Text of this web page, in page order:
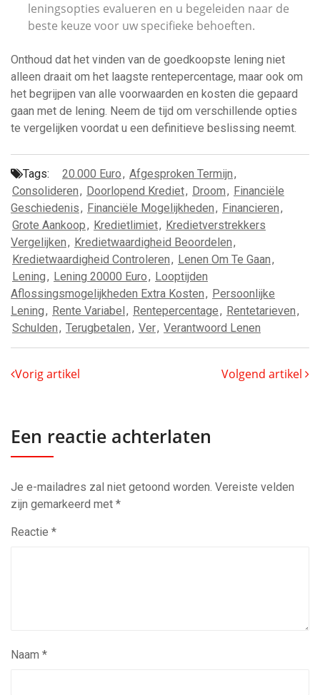
leningsopties evalueren en u begeleiden naar de
beste keuze voor uw specifieke behoeften.
Onthoud dat het vinden van de goedkoopste lening niet
alleen draait om het laagste rentepercentage, maar ook om
het begrijpen van alle voorwaarden en kosten die gepaard
gaan met de lening. Neem de tijd om verschillende opties
te vergelijken voordat u een definitieve beslissing neemt.
Tags: 20.000 Euro, Afgesproken Termijn,
Consolideren, Doorlopend Krediet, Droom, Financiële
Geschiedenis, Financiële Mogelijkheden, Financieren,
Grote Aankoop, Kredietlimiet, Kredietverstrekkers
Vergelijken, Kredietwaardigheid Beoordelen,
Kredietwaardigheid Controleren, Lenen Om Te Gaan,
Lening, Lening 20000 Euro, Looptijden
Aflossingsmogelijkheden Extra Kosten, Persoonlijke
Lening, Rente Variabel, Rentepercentage, Rentetarieven,
Schulden, Terugbetalen, Ver, Verantwoord Lenen
Vorig artikel Volgend artikel
Een reactie achterlaten
Je e-mailadres zal niet getoond worden. Vereiste velden
zijn gemarkeerd met *
Reactie *
Naam *